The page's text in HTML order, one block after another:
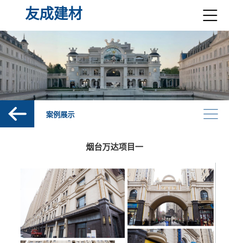
友成建材
案例展示
烟台万达项目一